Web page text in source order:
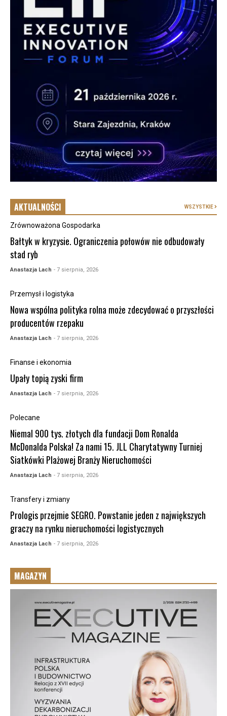
AKTUALNOŚCI WSZYSTKIE
Zrównoważona Gospodarka
Bałtyk w kryzysie. Ograniczenia połowów nie odbudowały
stad ryb
Anastazja Lach - 7 sierpnia, 2026
Przemysł i logistyka
Nowa wspólna polityka rolna może zdecydować o przyszłości
producentów rzepaku
Anastazja Lach - 7 sierpnia, 2026
Finanse i ekonomia
Upały topią zyski firm
Anastazja Lach - 7 sierpnia, 2026
Polecane
Niemal 900 tys. złotych dla fundacji Dom Ronalda
McDonalda Polska! Za nami 15. JLL Charytatywny Turniej
Siatkówki Plażowej Branży Nieruchomości
Anastazja Lach - 7 sierpnia, 2026
Transfery i zmiany
Prologis przejmie SEGRO. Powstanie jeden z największych
graczy na rynku nieruchomości logistycznych
Anastazja Lach - 7 sierpnia, 2026
MAGAZYN